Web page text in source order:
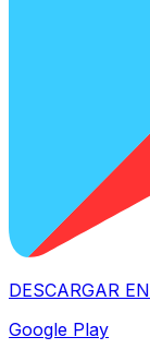
DESCARGAR EN
Google Play